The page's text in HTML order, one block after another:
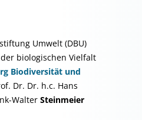
Umwelt (DBU)
biologischen Vielfalt
Biodiversität und
Dr. Dr. h.c. Hans
Walter Steinmeier